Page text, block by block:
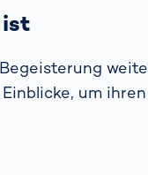
ist
um